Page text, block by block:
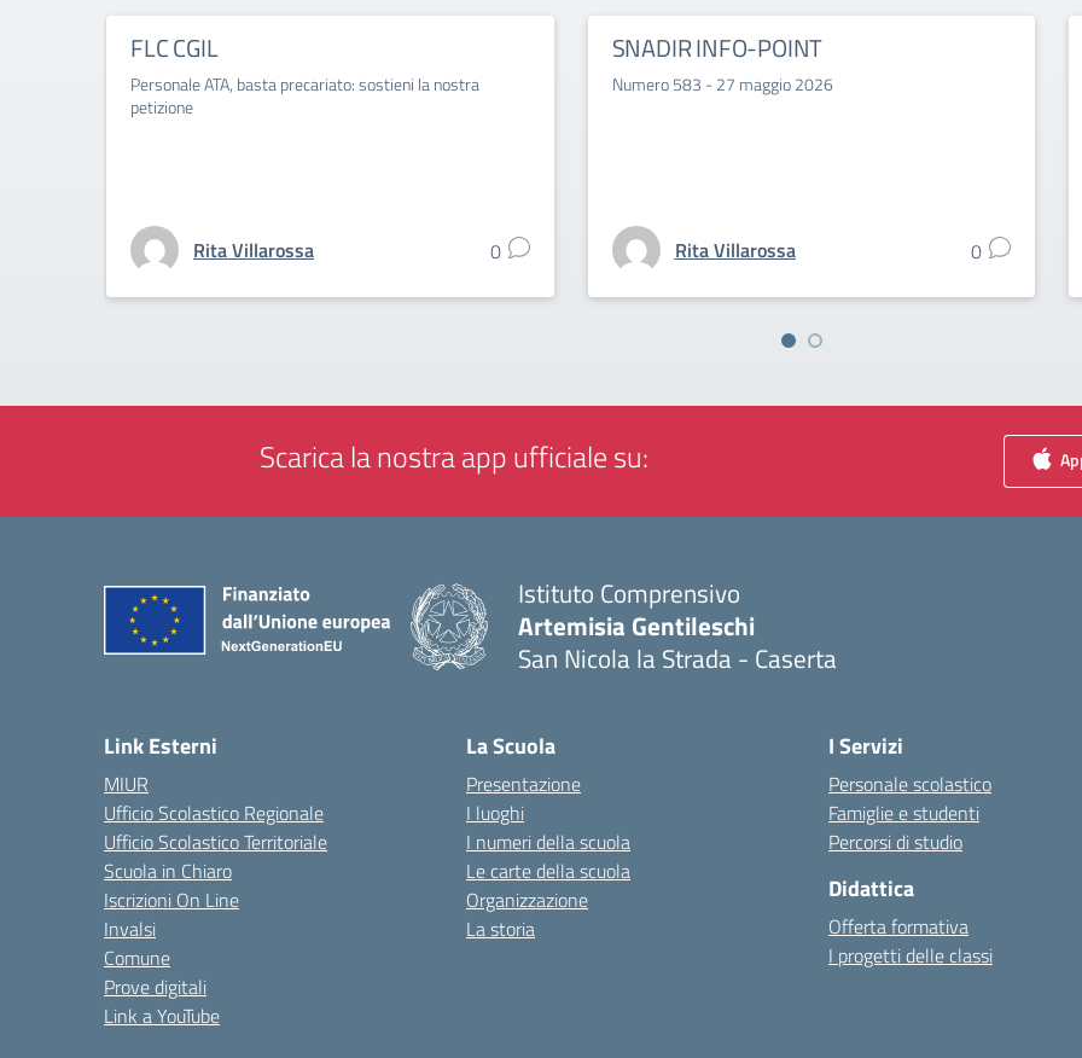
FLC CGIL
Personale ATA, basta precariato: sostieni la nostra
petizione
Rita Villarossa 0
SNADIR INFO-POINT
Numero 583 - 27 maggio 2026
Rita Villarossa 0
Scarica la nostra app ufficiale su:
Istituto Comprensivo
Artemisia Gentileschi
San Nicola la Strada - Caserta
Link Esterni
MIUR
Ufficio Scolastico Regionale
Ufficio Scolastico Territoriale
Scuola in Chiaro
Iscrizioni On Line
Invalsi
Comune
Prove digitali
Link a YouTube
La Scuola
Presentazione
I luoghi
I numeri della scuola
Le carte della scuola
Organizzazione
La storia
I Servizi
Personale scolastico
Famiglie e studenti
Percorsi di studio
Didattica
Offerta formativa
I progetti delle classi